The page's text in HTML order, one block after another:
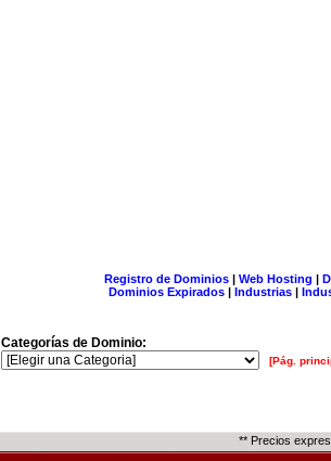
Registro de Dominios| Web Hosting |
Dominios Expirados | Industrias |
Categorías de Dominio:
[Pág.
** Precios